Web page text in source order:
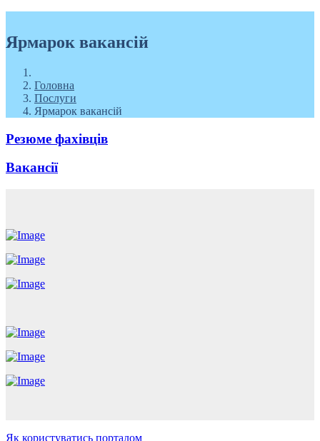
Ярмарок вакансій
Головна
Послуги
Ярмарок вакансій
Резюме фахівців
Вакансії
Як користуватись порталом